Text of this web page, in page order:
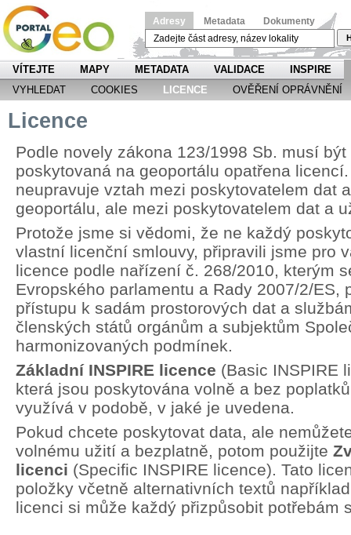
Adresy Metadata Dokumenty
VÍTEJTE MAPY METADATA VALIDACE
INSPIRE
VYHLEDAT
COOKIES LICENCE OVĚŘENÍ OPRÁVNĚNÍ
Licence
Podle novely zákona 123/1998 Sb. musí
poskytovaná na geoportálu opatřena
neupravuje vztah mezi poskytovatelem dat
geoportálu, ale mezi poskytovatelem dat a
Protože jsme si vědomi, že ne každý
vlastní licenční smlouvy, připravili jsme pro
licence podle nařízení č. 268/2010, kterým
Evropského parlamentu a Rady 2007/2/ES,
přístupu k sadám prostorových dat a
členských států orgánům a subjektům
harmonizovaných podmínek.
Základní INSPIRE licence (Basic INSPIRE
která jsou poskytována volně a bez
využívá v podobě, v jaké je uvedena.
Pokud chcete poskytovat data, ale
volnému užití a bezplatně, potom použijte
licenci (Specific INSPIRE licence). Tato
položky včetně alternativních textů
licenci si může každý přizpůsobit potřebám